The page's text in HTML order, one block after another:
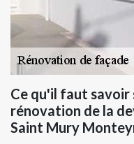
Ce qu'il faut savoir
rénovation de la
Saint Mury